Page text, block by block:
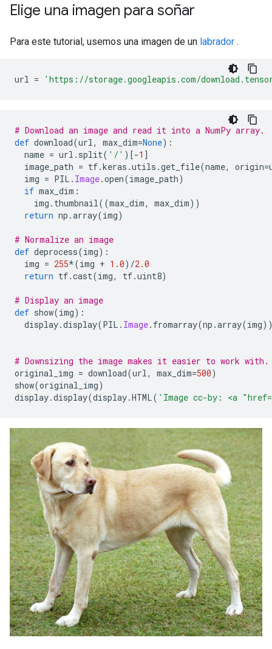
Elige una imagen para soñar
Para este tutorial, usemos una imagen de un labrador .
url = 'https://storage.googleapis.com/
# Download an image and read it into a NumPy array.
def download(url , max_dim=None):
name = url . split( '/' )[-1 ]
image_path = tf.keras .utils .get_file(name, origin=
img = PIL . Image.open(image_path)
if max_dim :
img . thumbnail ((max_dim, max_dim))
return np .array(img)
# Normalize an image
def deprocess(img):
img = 255*(img + 1.0)/2.0
return tf.cast(img, tf.uint8)
# Display an image
def show(img):
display.display(PIL . Image. fromarray(np .array(img
# Downsizing the image makes it easier to work with.
original_img = download(url , max_dim=500)
show(original_img)
display.display(display.HTML( 'Image cc-by: <a